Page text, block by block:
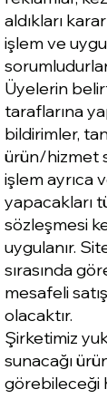
aldıkları
işlem ve
Üyelerin
taraflarına
bildirimler,
ürün/hizmet
işlem ayrıca
yapacakları
sözleşmesi
uygulanır.
sırasında
mesafeli
olacaktır.
Şirketimiz
sunacağı
görebileceği